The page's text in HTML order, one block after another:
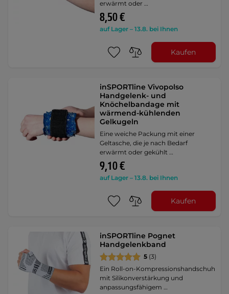
erwärmt oder …
8,50 €
auf Lager – 13.8. bei Ihnen
Kaufen
inSPORTline Vivopolso
Handgelenk- und
Knöchelbandage mit
wärmend-kühlenden
Gelkugeln
Eine weiche Packung mit einer
Geltasche, die je nach Bedarf
erwärmt oder gekühlt …
9,10 €
auf Lager – 13.8. bei Ihnen
Kaufen
inSPORTline Pognet
Handgelenkband
5 (3)
Ein Roll-on-Kompressionshandschuh
mit Silikonverstärkung und
anpassungsfähigem …